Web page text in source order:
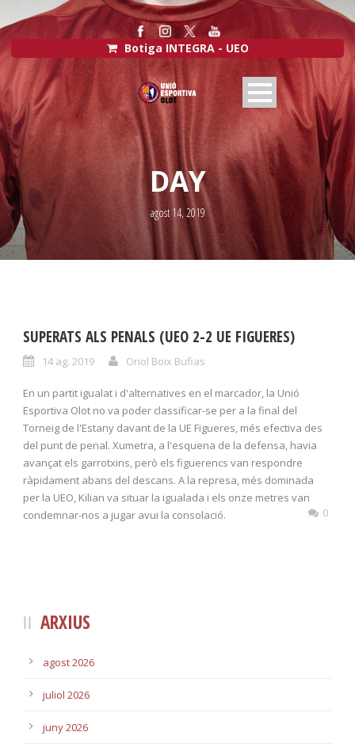
Botiga INTEGRA - UEO
DAY
agost 14, 2019
SUPERATS ALS PENALS (UEO 2-2 UE FIGUERES)
14 ag. 2019 Oriol Boix Bufias
En un partit igualat i d'alternatives en el marcador, la Unió
Esportiva Olot no va poder classificar-se per a la final del
Torneig de l'Estany davant de la UE Figueres, més efectiva des
del punt de penal. Xumetra, a l'esquena de la defensa, havia
avançat els garrotxins, però els figuerencs van respondre
ràpidament abans del descans. A la represa, més dominada
per la UEO, Kilian va situar la igualada i els onze metres van
condemnar-nos a jugar avui la consolació.
0
ARXIUS
agost 2026
juliol 2026
juny 2026